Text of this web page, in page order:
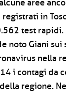
aree
in
test
noto Giani
nella
i contagi da
regione.